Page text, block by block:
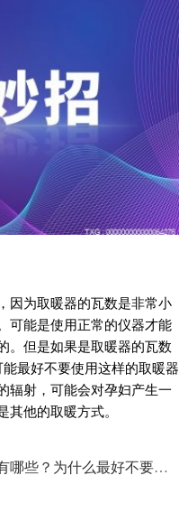
因为取暖器的瓦数是非常小
可能是使用正常的仪器才能
。但是如果是取暖器的瓦数
最好不要使用这样的取暖器
辐射，可能会对孕妇产生一
其他的取暖方式。
为什么最好不要跷二郎腿？